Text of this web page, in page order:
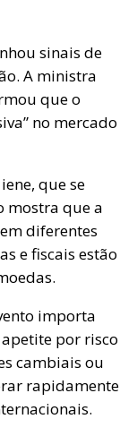
sinais de
A ministra
que o
no mercado
que se
mostra que a
diferentes
e fiscais estão
importa
por risco
cambiais ou
rapidamente